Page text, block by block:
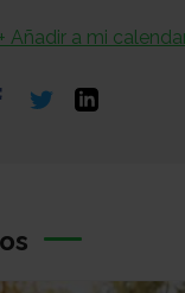
+ Añadir a mi